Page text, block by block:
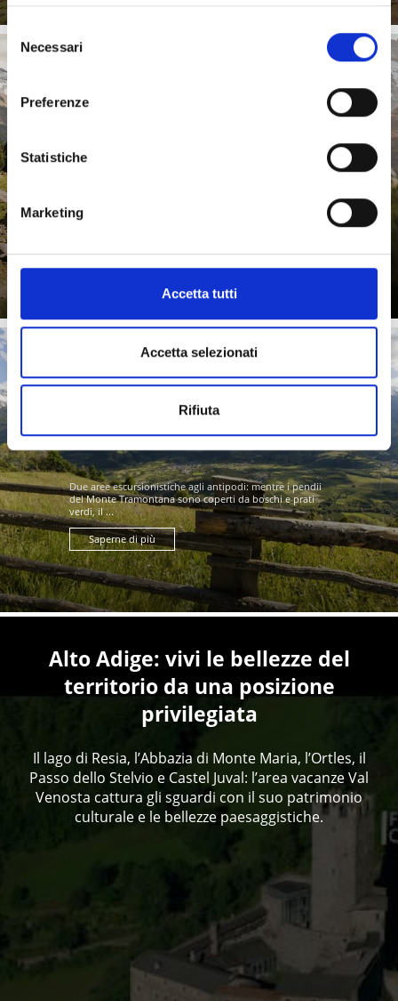
Selezione
del
consenso
Necessari
Preferenze
Statistiche
Marketing
Accetta tutti
Accetta selezionati
Rifiuta
PARCO NAZIONALE DELLO STELVIO
variegata e suggestiva.
Due aree escursionistiche agli antipodi: mentre i pendii
del Monte Tramontana sono coperti da boschi e prati
verdi, il ...
Saperne di più
Alto Adige: vivi le bellezze del
territorio da una posizione
privilegiata
Il lago di Resia, l’Abbazia di Monte Maria, l’Ortles, il
Passo dello Stelvio e Castel Juval: l’area vacanze Val
Venosta cattura gli sguardi con il suo patrimonio
culturale e le bellezze paesaggistiche.